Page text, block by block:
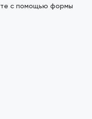
с помощью формы